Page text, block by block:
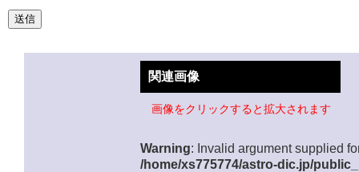
関連画像
画像をクリックすると拡大されます
Warning: Invalid argument supplied
/home/xs775774/astro-dic.jp/